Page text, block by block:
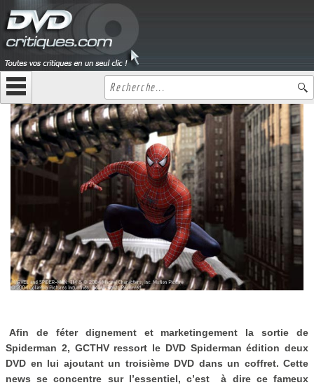
Afin de féter dignement et marketingement la sortie de
Spiderman 2, GCTHV ressort le DVD Spiderman édition deux
DVD en lui ajoutant un troisième DVD dans un coffret. Cette
news se concentre sur l’essentiel, c’est à dire ce fameux